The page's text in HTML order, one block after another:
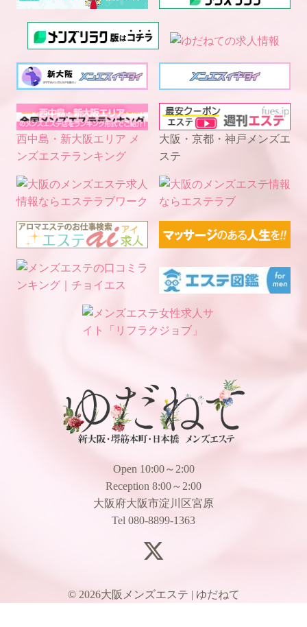
西中島・新大阪エリア メ
ンズエステランキング
大阪・京都・神戸メンズエ
ステ
Open 10:00～2:00
Reception 8:00～2:00
大阪府大阪市淀川区宮原
Tel 080-8899-1363
© 2026大阪メンズエステ | ゆだねて